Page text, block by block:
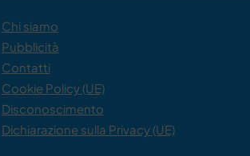
Chi siamo
Pubblicità
Contatti
Cookie Policy (UE)
Disconoscimento
Dichiarazione sulla Privacy (UE)